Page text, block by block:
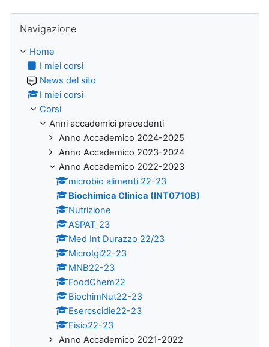
Navigazione
Home
I miei corsi
News del sito
I miei corsi
Corsi
Anni accademici precedenti
Anno Accademico 2024-2025
Anno Accademico 2023-2024
Anno Accademico 2022-2023
microbio alimenti 22-23
Biochimica Clinica (INT0710B)
Nutrizione
ASPAT_23
Med Int Durazzo 22/23
MicroIgi22-23
MNB22-23
FoodChem22
BiochimNut22-23
Esercscidie22-23
Fisio22-23
Anno Accademico 2021-2022